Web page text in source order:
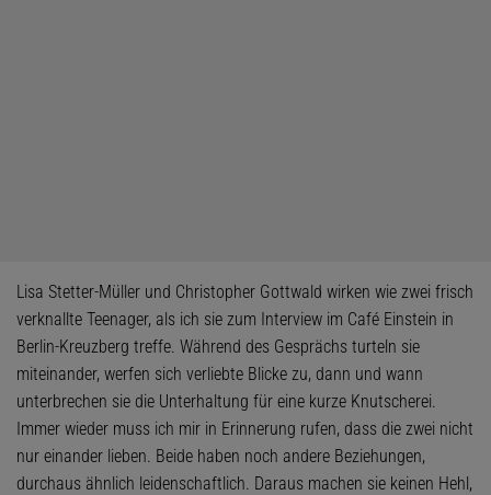
Lisa Stetter-Müller und Christopher Gottwald wirken wie zwei frisch
verknallte Teenager, als ich sie zum Interview im Café Einstein in
Berlin-Kreuzberg treffe. Während des Gesprächs turteln sie
miteinander, werfen sich verliebte Blicke zu, dann und wann
unterbrechen sie die Unterhaltung für eine kurze Knutscherei.
Immer wieder muss ich mir in Erinnerung rufen, dass die zwei nicht
nur einander lieben. Beide haben noch andere Beziehungen,
durchaus ähnlich leidenschaftlich. Daraus machen sie keinen Hehl,